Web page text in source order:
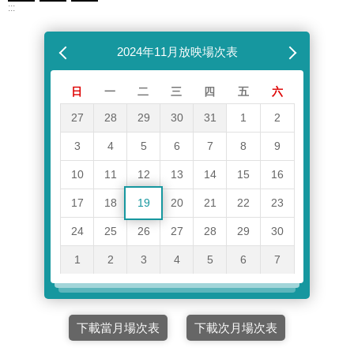
:::
2024年11月放映場次表下個月
日 一 二 三 四 五 六
27 28 29 30 31 1 2
3 4 5 6 7 8 9
10 11 12 13 14 15 16
17 18 19 20 21 22 23
24 25 26 27 28 29 30
1 2 3 4 5 6 7
下載當月場次表 下載次月場次表